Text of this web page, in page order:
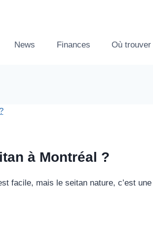
News Finances Où trouver
à Montréal ?
facile, mais le seitan nature, c’est